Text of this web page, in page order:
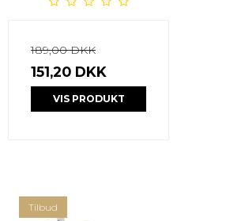
189,00 DKK
151,20 DKK
VIS PRODUKT
Tilbud